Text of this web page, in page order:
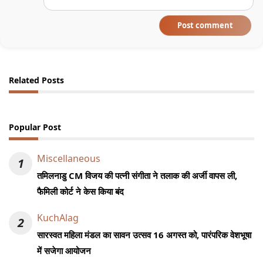
Post comment
Related Posts
Popular Post
1 Miscellaneous
तमिलनाडु CM विजय की पत्नी संगीता ने तलाक की अर्जी वापस ली,
फैमिली कोर्ट ने केस किया बंद
2 KuchAlag
सारस्वत महिला मंडल का सावन उत्सव 16 अगस्त को, पारंपरिक वेशभूषा
में सजेगा आयोजन